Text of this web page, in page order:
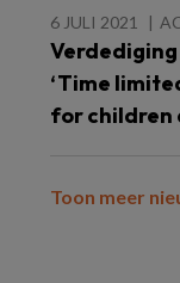
6 JULI 2021
‘Time
for children
Toon meer